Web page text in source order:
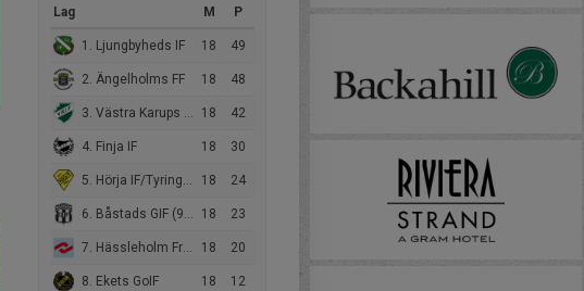
Lag M P
1. Ljungbyheds IF 18 49
2. Ängelholms FF 18 48
3. Västra Karups FK 18 42
4. Finja IF 18 30
5. Hörja IF/Tyringe IF 18 24
6. Båstads GIF (9m9) 18 23
7. Hässleholm Freeflow AC (9m9) 18 20
8. Ekets GoIF 18 12